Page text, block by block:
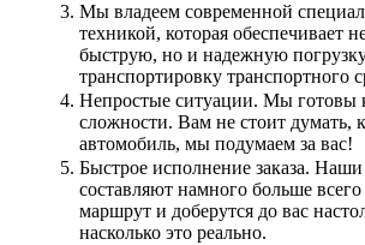
Мы владеем современной
техникой, которая обеспечивает
быструю, но и надежную
транспортировку транспортного
Непростые ситуации. Мы готовы
сложности. Вам не стоит думать,
автомобиль, мы подумаем за вас!
Быстрое исполнение заказа.
составляют намного больше
маршрут и доберутся до вас
насколько это реально.